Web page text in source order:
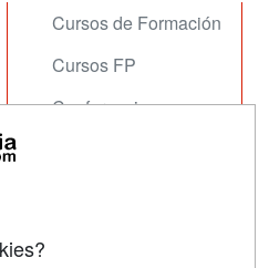
Cursos de Formación
Cursos FP
Conferencias